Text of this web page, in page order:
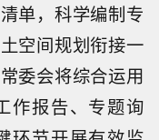
单，科学编制专
空间规划衔接一
委会将综合运用
作报告、专题询